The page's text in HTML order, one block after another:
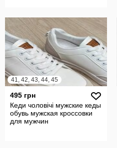
41, 42, 43, 44, 45
495 грн
Кеди чоловічі мужские кеды
обувь мужская кроссовки
для мужчин